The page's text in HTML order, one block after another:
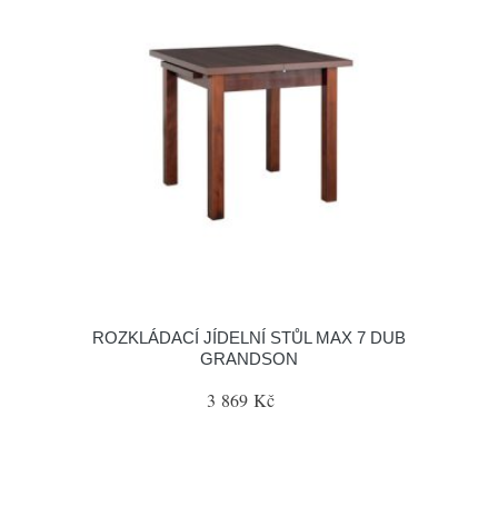
ROZKLÁDACÍ JÍDELNÍ STŮL MAX 7 DUB
GRANDSON
3 869 Kč